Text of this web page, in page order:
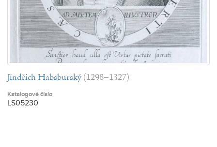
Jindřich Habsburský (1298–1327)
Katalogové číslo
LS05230